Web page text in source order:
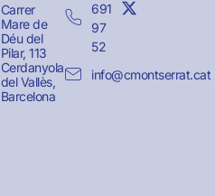
Carrer
Mare de
Déu del
Pilar, 113
Cerdanyola
del Vallès,
Barcelona
691
97
52
info@cmontserrat.cat